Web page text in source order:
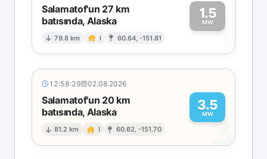
Salamatof'un 27 km
batısında, Alaska
79.8 km I 60.64, -151.81
1.5
MW1
12:58:29 02.08.2026
Salamatof'un 20 km
batısında, Alaska
81.2 km I 60.62, -151.70
3.5
MW
3